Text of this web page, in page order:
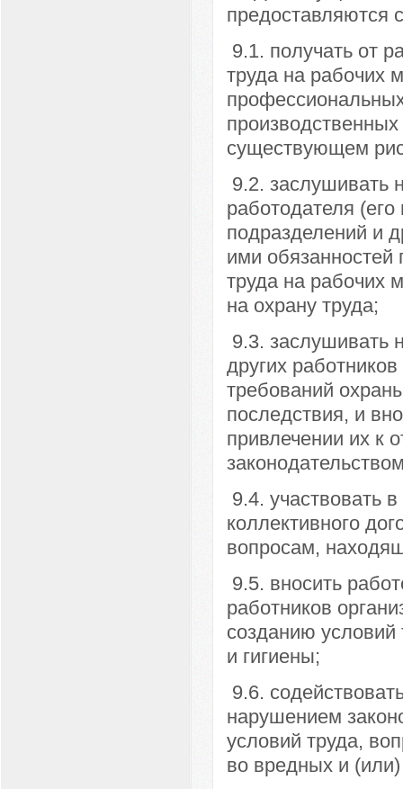
предоставляются
9.1. получать от
труда на рабочих
существующем
9.2. заслушивать
работодателя
подразделений и
ими
труда на рабочих
на охрану труда;
9.3. заслушивать
других
требований
последствия, и
привлечении их к
9.4. участвовать
коллективного
вопросам,
9.5. вносить
работников
созданию условий
и гигиены;
9.6.
нарушением
условий труда,
во вредных и